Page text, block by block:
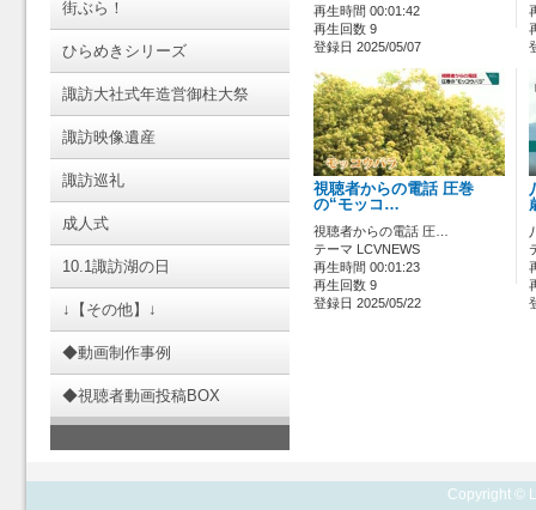
街ぶら！
ひらめきシリーズ
諏訪大社式年造営御柱大祭
諏訪映像遺産
諏訪巡礼
成人式
10.1諏訪湖の日
↓【その他】↓
◆動画制作事例
◆視聴者動画投稿BOX
再生時間 00:01:42
再生回数 9
登録日 2025/05/07
視聴者からの電話 圧巻
の“モッコ…
視聴者からの電話 圧…
テーマ LCVNEWS
再生時間 00:01:23
再生回数 9
登録日 2025/05/22
Copyright ©